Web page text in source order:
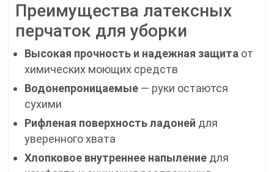
Преимущества латексных
перчаток для уборки
Высокая прочность и надежная защита от
химических моющих средств
Водонепроницаемые — руки остаются
сухими
Рифленая поверхность ладоней для
уверенного хвата
Хлопковое внутреннее напыление для